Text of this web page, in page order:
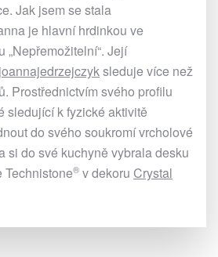
Jak jsem se stala
je hlavní hrdinkou ve
„Nepřemožitelní“. Její
joannajedrzejczyksleduje více než
Prostřednictvím svého profilu
sledující k fyzické aktivitě
do svého soukromí vrcholové
si do své kuchyně vybrala desku
Technistone® v dekoru Crystal